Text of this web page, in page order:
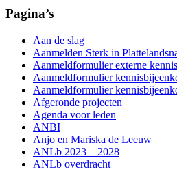
Pagina’s
Aan de slag
Aanmelden Sterk in
Aanmeldformulier externe
Aanmeldformulier
Aanmeldformulier
Afgeronde projecten
Agenda voor leden
ANBI
Anjo en Mariska de Leeuw
ANLb 2023 – 2028
ANLb overdracht